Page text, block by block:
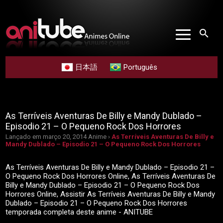
search
日本語 Português
As Terríveis Aventuras De Billy e Mandy Dublado –
Episodio 21 – O Pequeno Rock Dos Horrores
Lançado em março 20, 2014 Anime ›As Terríveis Aventuras De Billy e
Mandy Dublado – Episodio 21 – O Pequeno Rock Dos Horrores
As Terríveis Aventuras De Billy e Mandy Dublado – Episodio 21 –
O Pequeno Rock Dos Horrores Online, As Terríveis Aventuras De
Billy e Mandy Dublado – Episodio 21 – O Pequeno Rock Dos
Horrores Online, Assistir As Terríveis Aventuras De Billy e Mandy
Dublado – Episodio 21 – O Pequeno Rock Dos Horrores
temporada completa deste anime - ANITUBE